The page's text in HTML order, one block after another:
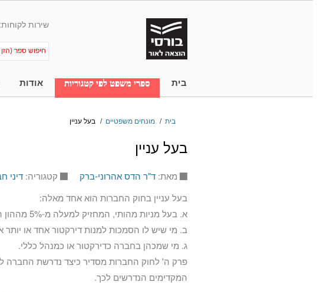
שירות לקוחות: 6835060 (03)
בית ספרי משפט לפי קטגוריות אודות
בית / מונחים משפטיים / בעל עניין
בעל עניין
מאת:ד"ר הדס אהרוני-ברק קטגוריה:דיני
בעל עניין בחוק החברות הוא אחד מאלה:
א. בעל מניות מהותי, המחזיק למעלה מ-5% מההון המונפק של החברה או מזכויות ההצבעה בה
ב. מי שיש לו הסמכות למנות דירקטור אחד או
ג. מי שמכהן בחברה כדירקטור או כמנהל כללי.
פרק ה' לחוק החברות מסדיר כיצד נדרשת החברה
המקדימים הנדרשים לכך.